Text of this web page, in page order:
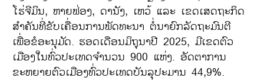
ໂຮ່ຈີມິນ, ຫາຍຟ່ອງ, ດານັງ, ເຫວ້ ແລະ ເຂດເສດຖະກິດ
ສຳຄັນທີ່ຂັບເຄື່ອນການພັດທະນາ ຕໍ່ນາຍົກລັດຖະມົນຕີ
ເພື່ອຂໍອະນຸມັດ. ຮອດເດືອນມິຖຸນາປີ 2025, ມີເຂດຕົວ
ເມືອງໃນທົ່ວປະເທດຈຳນວນ 900 ແຫ່ງ. ອັດຕາການ
ຂະຫຍາຍຕົວເມືອງທົ່ວປະເທດບັນລຸປະມານ 44,9%.